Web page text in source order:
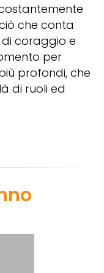
che conta
coraggio e
per
profondi, che
di ruoli ed